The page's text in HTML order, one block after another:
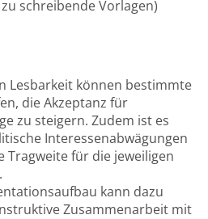
schreibende Vorlagen)
Lesbarkeit können bestimmte
die Akzeptanz für
zu steigern. Zudem ist es
Interessenabwägungen
Tragweite für die jeweiligen
kann dazu
Zusammenarbeit mit